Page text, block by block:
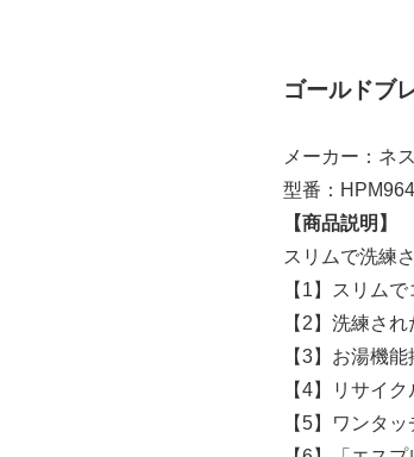
ゴールドブ
メーカー：ネ
型番：
【商品説明】
スリムで洗練
【1】スリム
【2】洗練さ
【3】お湯機
【4】リサイ
【5】ワンタ